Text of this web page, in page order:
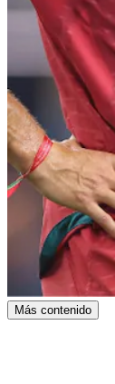
Más contenido